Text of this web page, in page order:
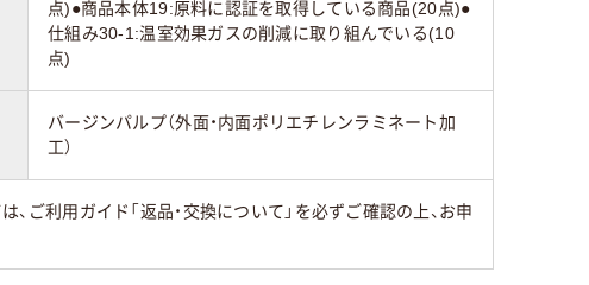
点)●商品本体19:原料に認証を取得している商品(20点)●
仕組み30-1:温室効果ガスの削減に取り組んでいる(10
点)
バージンパルプ（外面・内面ポリエチレンラミネート加
工）
ご利用ガイド「返品・交換について」を必ずご確認の上、お申